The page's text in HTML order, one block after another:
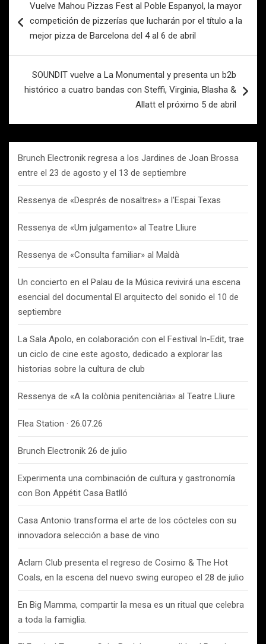
de
entradas
Vuelve Mahou Pizzas Fest al Poble Espanyol, la mayor
competición de pizzerías que lucharán por el título a la
mejor pizza de Barcelona del 4 al 6 de abril
SOUNDIT vuelve a La Monumental y presenta un b2b
histórico a cuatro bandas con Steffi, Virginia, Blasha &
Allatt el próximo 5 de abril
Brunch Electronik regresa a los Jardines de Joan Brossa
entre el 23 de agosto y el 13 de septiembre
Ressenya de «Després de nosaltres» a l’Espai Texas
Ressenya de «Um julgamento» al Teatre Lliure
Ressenya de «Consulta familiar» al Maldà
Un concierto en el Palau de la Música revivirá una escena
esencial del documental El arquitecto del sonido el 10 de
septiembre
La Sala Apolo, en colaboración con el Festival In-Edit, trae
un ciclo de cine este agosto, dedicado a explorar las
historias sobre la cultura de club
Ressenya de «A la colònia penitenciària» al Teatre Lliure
Flea Station · 26.07.26
Brunch Electronik 26 de julio
Experimenta una combinación de cultura y gastronomía
con Bon Appétit Casa Batlló
Casa Antonio transforma el arte de los cócteles con su
innovadora selección a base de vino
Aclam Club presenta el regreso de Cosimo & The Hot
Coals, en la escena del nuevo swing europeo el 28 de julio
En Big Mamma, compartir la mesa es un ritual que celebra
a toda la famiglia.